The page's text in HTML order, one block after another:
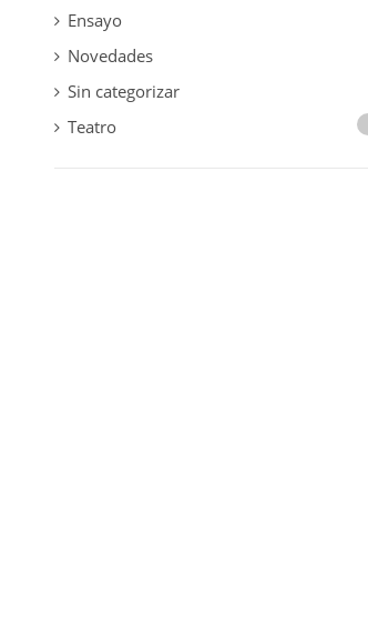
Ensayo
Novedades
Sin categorizar
Teatro